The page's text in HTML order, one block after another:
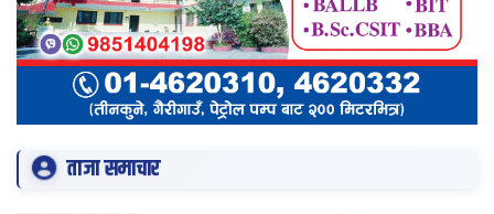
ताजा समाचार